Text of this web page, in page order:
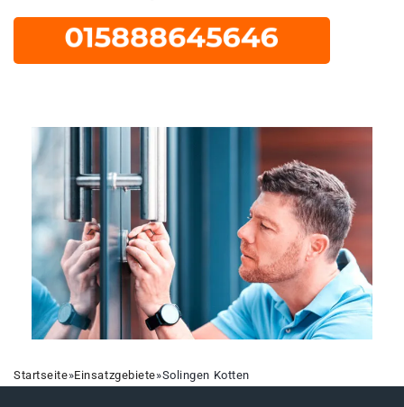
Startseite»Einsatzgebiete»Solingen Kotten